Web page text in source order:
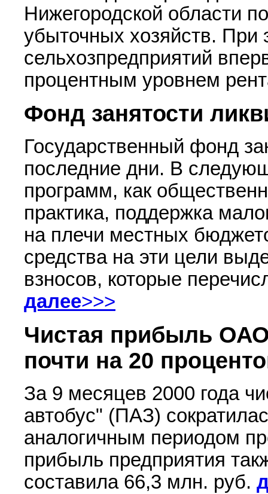
Нижегородской области
убыточных хозяйств. При
сельхозпредприятий
процентным уровнем
Фонд занятости
Государственный фонд
последние дни. В
программ, как
практика, поддержка
на плечи местных
средства на эти цели
взносов, которые
далее>>>
Чистая прибыль
почти на 20
За 9 месяцев 2000 года
автобус" (ПАЗ)
аналогичным периодом
прибыль предприятия
составила 66,3 млн. руб.